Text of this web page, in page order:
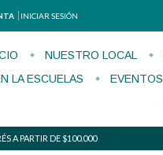
INICIAR SESIÓN
NUESTRO LOCAL
LA ESCUELAS
EVENTOS
A PARTIR DE $100.000